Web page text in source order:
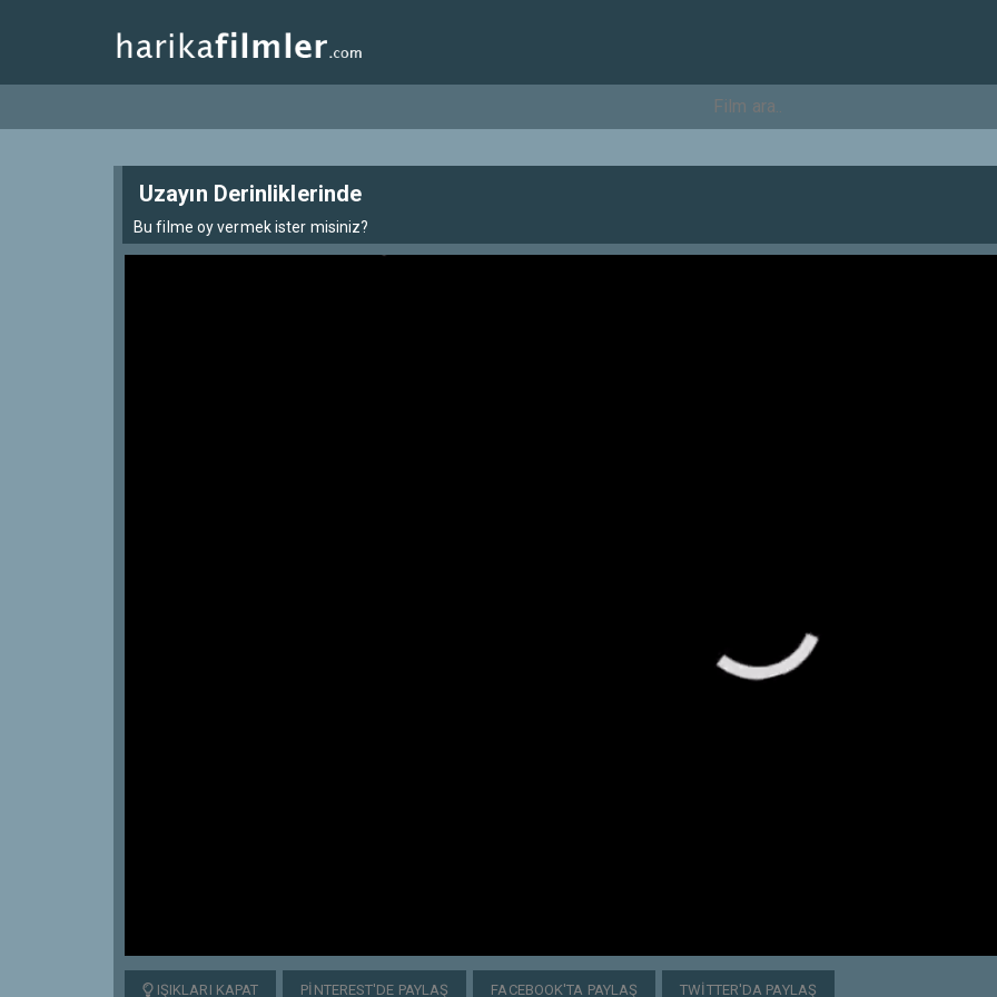
Uzayın Derinliklerinde
Bu filme oy vermek ister misiniz?
IŞIKLARI KAPAT PINTEREST'DE PAYLAŞ FACEBOOK'TA PAYLAŞ TWITTER'DA PAYLAŞ